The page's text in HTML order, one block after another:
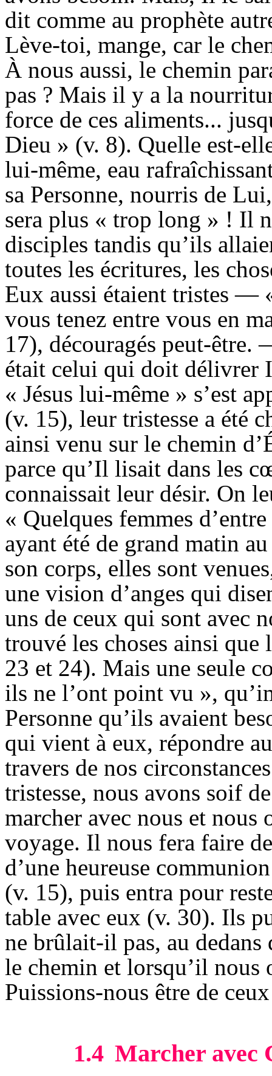
dit comme au prophète
Lève-toi, mange, car le
À nous aussi, le chemin
pas ? Mais il y a la
force de ces aliments...
Dieu » (v. 8). Quelle est-
lui-même, eau
sa Personne, nourris de
sera plus « trop long » ! Il
disciples tandis qu’ils
toutes les écritures, les
Eux aussi étaient tristes —
vous tenez entre vous en
17), découragés peut-être.
était celui qui doit délivrer
« Jésus lui-même » s’est
(v. 15), leur tristesse a été
ainsi venu sur le chemin
parce qu’Il lisait dans les
connaissait leur désir. On
« Quelques femmes
ayant été de grand matin
son corps, elles sont
une vision d’anges qui
uns de ceux qui sont avec
trouvé les choses ainsi que
23 et 24). Mais une seule
ils ne l’ont point vu »,
Personne qu’ils avaient
qui vient à eux, répondre
travers de nos
tristesse, nous avons soif
marcher avec nous et nous
voyage. Il nous fera faire
d’une heureuse
(v. 15), puis entra pour
table avec eux (v. 30). Ils
ne brûlait-il pas, au
le chemin et lorsqu’il nous
Puissions-nous être de
1.4 Marcher avec